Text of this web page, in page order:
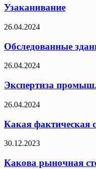
Узаканивание
26.04.2024
Обследованные
26.04.2024
Экспертиза
26.04.2024
Какая фактическая
30.12.2023
Какова рыночная